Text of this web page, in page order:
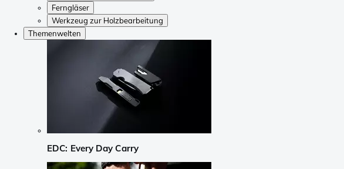
Ferngläser
Werkzeug zur Holzbearbeitung
Themenwelten
EDC: Every Day Carry